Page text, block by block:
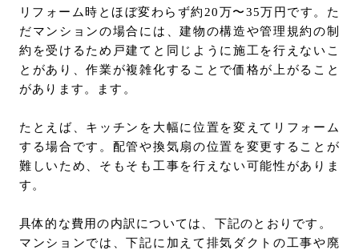
リフォーム時とほぼ変わらず約20万〜35万円です。た
だマンションの場合には、建物の構造や管理規約の制
約を受けるため戸建てと同じように施工を行えないこ
とがあり、作業が複雑化することで価格が上がること
があります。ます。
たとえば、キッチンを大幅に位置を変えてリフォーム
する場合です。配管や換気扇の位置を変更することが
難しいため、そもそも工事を行えない可能性がありま
す。
具体的な費用の内訳については、下記のとおりです。
マンションでは、下記に加えて排気ダクトの工事や廃